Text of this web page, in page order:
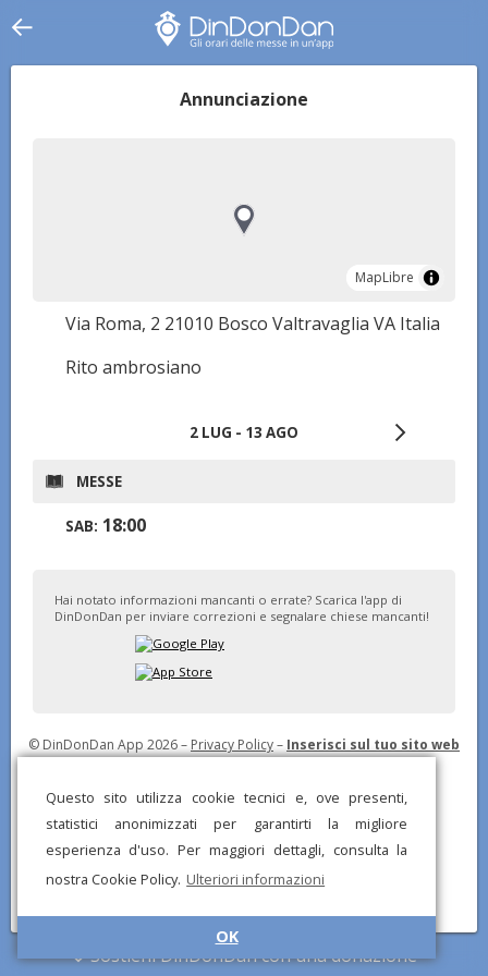
Questo sito utilizza cookie tecnici e, ove presenti,
statistici anonimizzati per garantirti la migliore
esperienza d'uso. Per maggiori dettagli, consulta la
nostra Cookie Policy. Ulteriori informazioni
OK
Annunciazione
MapLibre
MapLibre
Via Roma, 2 21010 Bosco Valtravaglia VA Italia
Rito ambrosiano
2 LUG - 13 AGO
MESSE
SAB: 18:00
Hai notato informazioni mancanti o errate? Scarica l'app di
DinDonDan per inviare correzioni e segnalare chiese mancanti!
© DinDonDan App 2026 –Privacy Policy– Inserisci sul tuo sito web
Sostieni DinDonDan con una donazione